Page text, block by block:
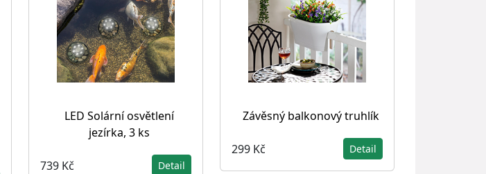
LED Solární osvětlení
jezírka, 3 ks
739 Kč Detail
Závěsný balkonový truhlík
299 Kč Detail